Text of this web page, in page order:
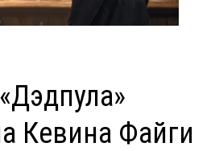
Кевина Файги